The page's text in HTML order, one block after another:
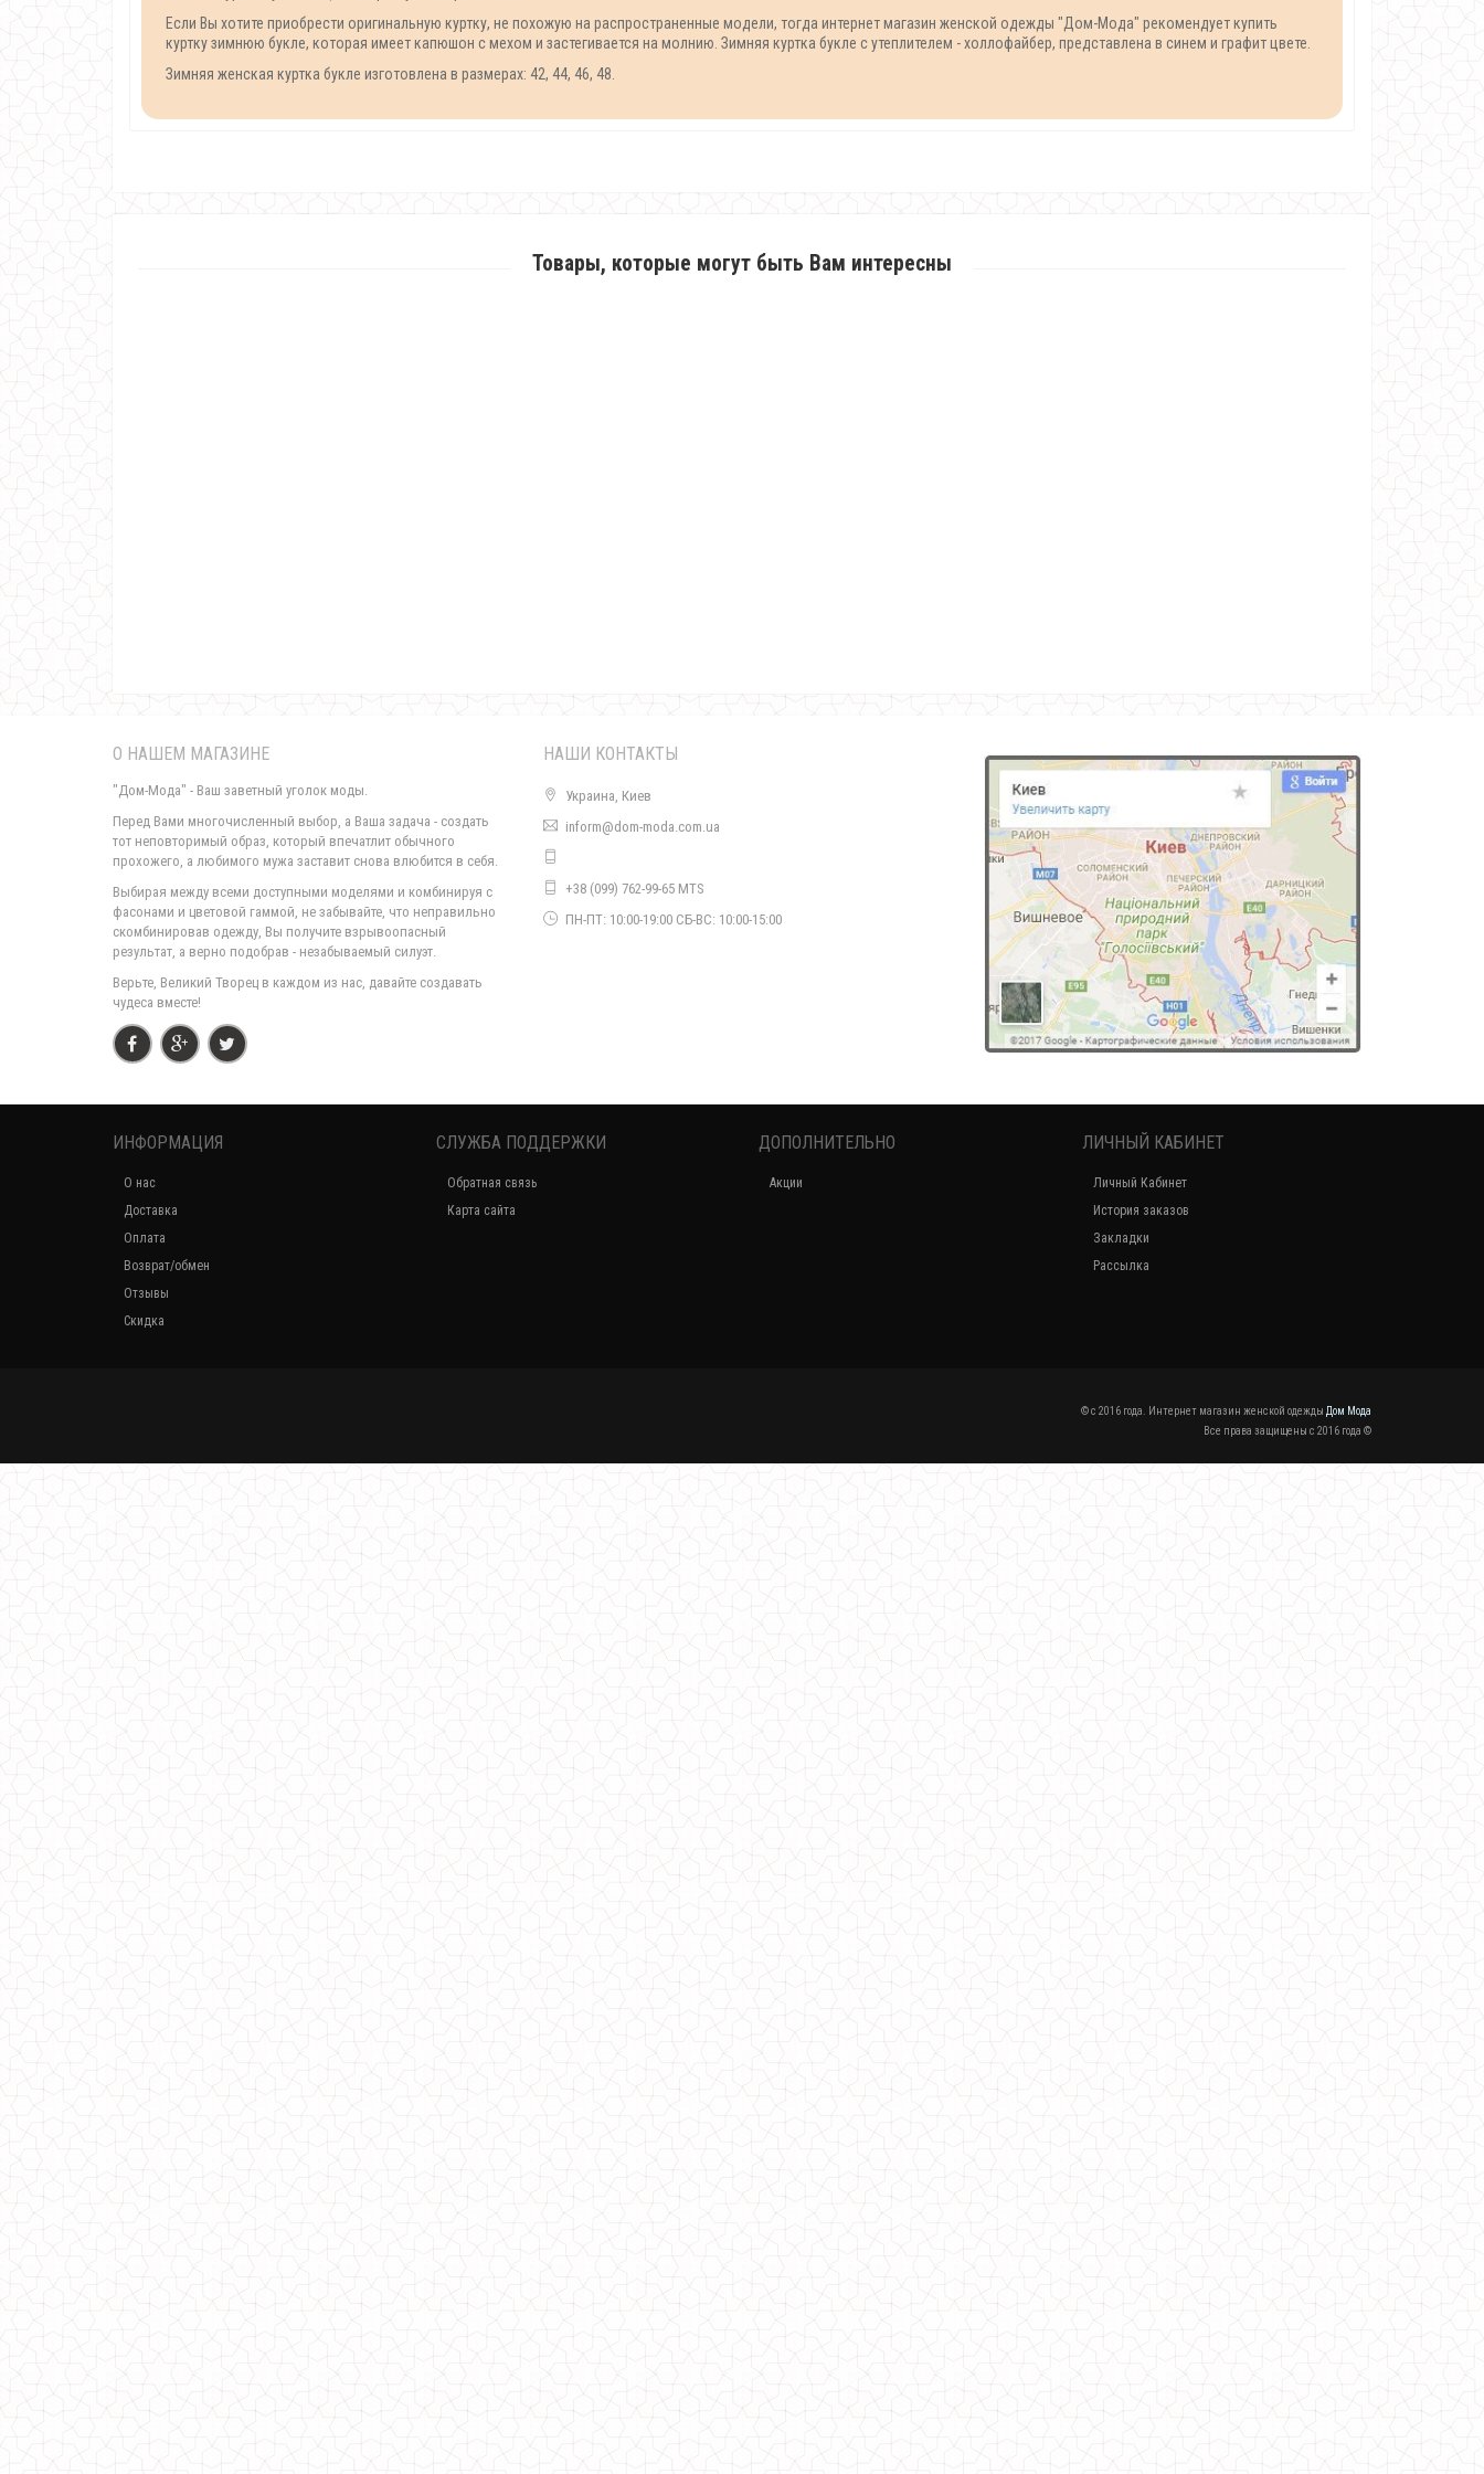
Если Вы хотите приобрести оригинальную куртку, не похожую на распространенные модели, тогда интернет магазин женской одежды "Дом-Мода" рекомендует купить
куртку зимнюю букле, которая имеет капюшон с мехом и застегивается на молнию. Зимняя куртка букле с утеплителем - холлофайбер, представлена в синем и графит цвете.
Зимняя женская куртка букле изготовлена в размерах: 42, 44, 46, 48.
Товары, которые могут быть Вам интересны
Молодежная зимняя куртка удлиненного кроя
Зимняя черная куртка с надписями
1550.00грн. 1400.00грн.
Удлиненная куртка зимняя с холлофайбером
Зимняя женская удлиненная куртка с мехом большого размера
1490.00грн.
Женская удлиненная зимняя куртка большого размера
1400.00грн.
О НАШЕМ МАГАЗИНЕ
"Дом-Мода" - Ваш заветный уголок моды.
Перед Вами многочисленный выбор, а Ваша задача - создать
тот неповторимый образ, который впечатлит обычного
прохожего, а любимого мужа заставит снова влюбится в себя.
Выбирая между всеми доступными моделями и комбинируя с
фасонами и цветовой гаммой, не забывайте, что неправильно
скомбинировав одежду, Вы получите взрывоопасный
результат, а верно подобрав - незабываемый силуэт.
Верьте, Великий Творец в каждом из нас, давайте создавать
чудеса вместе!
НАШИ КОНТАКТЫ
Украина, Киев
inform@dom-moda.com.ua
+38 (099) 762-99-65 MTS
ПН-ПТ: 10:00-19:00 СБ-ВС: 10:00-15:00
ИНФОРМАЦИЯ
О нас
Доставка
Оплата
Возврат/обмен
Отзывы
Скидка
СЛУЖБА ПОДДЕРЖКИ
Обратная связь
Карта сайта
ДОПОЛНИТЕЛЬНО
Акции
ЛИЧНЫЙ КАБИНЕТ
Личный Кабинет
История заказов
Закладки
Рассылка
© c 2016 года. Интернет магазин женской одежды Дом Мода
Все права защищены c 2016 года ©